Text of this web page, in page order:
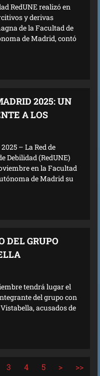
RedUNE realizó en
y derivas
de la Facultad de
de Madrid, contó
2025: UN
A LOS
– La Red de
Debilidad (RedUNE)
en la Facultad
de Madrid su
DEL GRUPO
tendrá lugar el
del grupo con
acusados de
3 4 5 > >>